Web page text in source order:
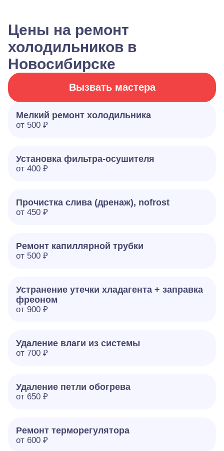
Цены на ремонт
холодильников в
Новосибирске
Вызвать мастера
Мелкий ремонт холодильника
от 500 ₽
Установка фильтра-осушителя
от 400 ₽
Прочистка слива (дренаж), nofrost
от 450 ₽
Ремонт капиллярной трубки
от 500 ₽
Устранение утечки хладагента + заправка
фреоном
от 900 ₽
Удаление влаги из системы
от 700 ₽
Удаление петли обогрева
от 650 ₽
Ремонт терморегулятора
от 600 ₽